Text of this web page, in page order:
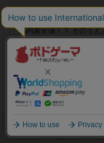
遊べるボードゲーム 367
県内最安値！？ そのう
敷風の店内には誰でも楽
中野ボードゲ
東京都